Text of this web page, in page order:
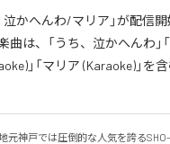
泣かへんわ/マリア」が配信
は、「うち、泣かへんわ」「
」「マリア (Karaoke)」を
元神戸では圧倒的な人気を誇るSHO-